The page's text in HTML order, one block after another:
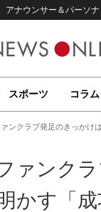
アナウンサー＆パーソ
スポーツ コラム
ンクラブ発足のきっかけ
ァンク
かす「